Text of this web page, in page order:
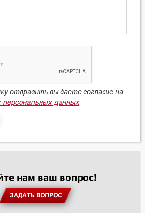
отправить вы даете согласие на
персональных данных
нам ваш вопрос!
ЗАДАТЬ ВОПРОС